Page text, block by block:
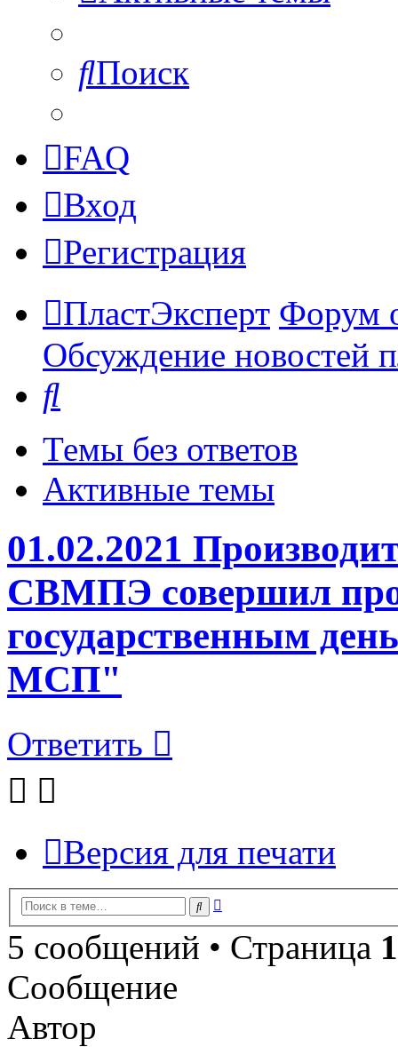
Поиск
FAQ
Вход
Регистрация
ПластЭксперт Форум
Обсуждение новостей
Темы без ответов
Активные темы
01.02.2021
СВМПЭ совершил
государственным
МСП"
Ответить
Версия для печати
Поиск
5 сообщений • Страница 1
Сообщение
Автор